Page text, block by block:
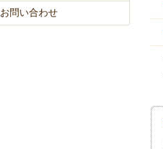
お問い合わせ